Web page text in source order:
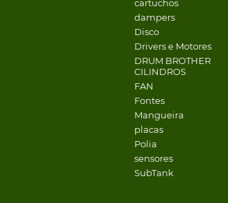
cartuchos
dampers
Disco
Drivers e Motores
DRUM BROTHER
CILINDROS
FAN
Fontes
Mangueira
placas
Polia
sensores
SubTank